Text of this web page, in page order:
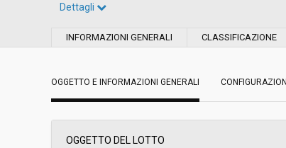
ribasso:
Dettagli
INFORMAZIONI GENERALI CLASSIFICAZIONE
OGGETTO E INFORMAZIONI GENERALI
OGGETTO DEL LOTTO